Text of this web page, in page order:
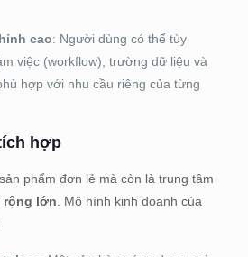
cao: Người dùng có thể tùy
việc (workflow), trường dữ liệu và
hợp với nhu cầu riêng của từng
hợp
phẩm đơn lẻ mà còn là trung tâm
rộng lớn . Mô hình kinh doanh của